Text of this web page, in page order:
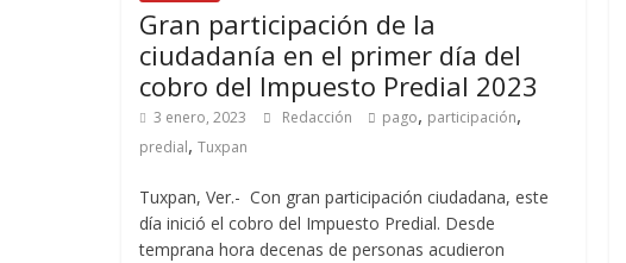
Gran participación de la
ciudadanía en el primer día del
cobro del Impuesto Predial 2023
3 enero, 2023 Redacción pago, participación,
predial, Tuxpan
Tuxpan, Ver.- Con gran participación ciudadana, este
día inició el cobro del Impuesto Predial. Desde
temprana hora decenas de personas acudieron